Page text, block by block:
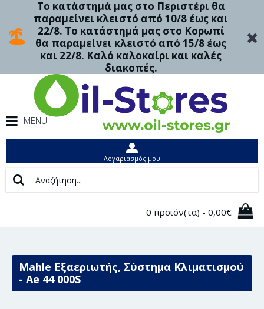
Το κατάστημά μας στο Περιστέρι θα
παραμείνει κλειστό από 10/8 έως και
22/8. Το κατάστημά μας στο Κορωπί
θα παραμείνει κλειστό από 15/8 έως
και 22/8. Καλό καλοκαίρι και καλές
διακοπές.
MENU
Λογαριασμός μου
0 προϊόν(τα) - 0,00€
Mahle Εξαεριωτής, Σύστημα Κλιματισμού
- Ae 44 000S